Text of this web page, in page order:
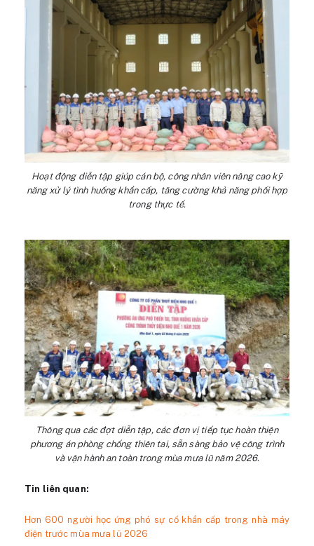
Hoạt động diễn tập giúp cán bộ, công nhân viên nâng cao kỹ
năng xử lý tình huống khẩn cấp, tăng cường khả năng phối hợp
trong thực tế.
Thông qua các đợt diễn tập, các đơn vị tiếp tục hoàn thiện
phương án phòng chống thiên tai, sẵn sàng bảo vệ công trình
và vận hành an toàn trong mùa mưa lũ năm 2026.
Tin liên quan:
Hơn 600 người học ứng phó sự cố khẩn cấp trong nhà máy
điện trước mùa mưa lũ 2026